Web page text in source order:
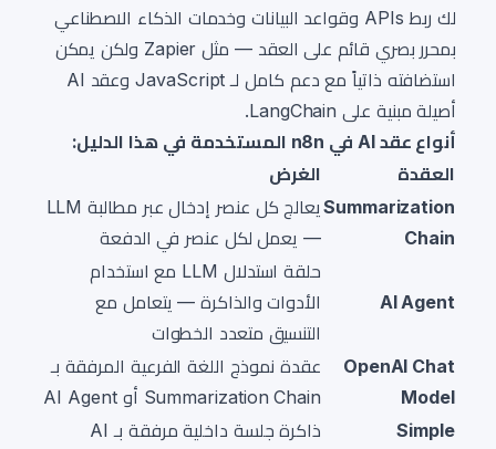
لك ربط APIs وقواعد البيانات وخدمات الذكاء الاصطناعي
بمحرر بصري قائم على العقد — مثل Zapier ولكن يمكن
استضافته ذاتياً مع دعم كامل لـ JavaScript وعقد AI
أصيلة مبنية على LangChain.
أنواع عقد AI في n8n المستخدمة في هذا الدليل:
العقدة
الغرض
Summarization
Chain
يعالج كل عنصر إدخال عبر مطالبة LLM
— يعمل لكل عنصر في الدفعة
AI Agent
حلقة استدلال LLM مع استخدام
الأدوات والذاكرة — يتعامل مع
التنسيق متعدد الخطوات
OpenAI Chat
Model
عقدة نموذج اللغة الفرعية المرفقة بـ
Summarization Chain أو AI Agent
Simple
ذاكرة جلسة داخلية مرفقة بـ AI